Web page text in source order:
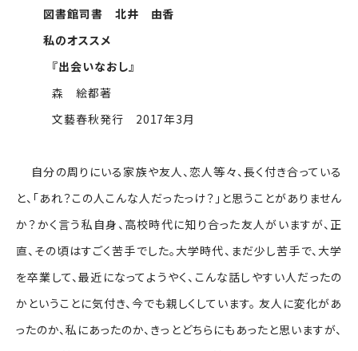
図書館司書 北井 由香
私のオススメ
『出会いなおし』
森 絵都著
文藝春秋発行 2017年3月
自分の周りにいる家族や友人、恋人等々、長く付き合っている
と、「あれ？この人こんな人だったっけ？」と思うことがありません
か？かく言う私自身、高校時代に知り合った友人がいますが、正
直、その頃はすごく苦手でした。大学時代、まだ少し苦手で、大学
を卒業して、最近になってようやく、こんな話しやすい人だったの
かということに気付き、今でも親しくしています。 友人に変化があ
ったのか、私にあったのか、きっとどちらにもあったと思いますが、